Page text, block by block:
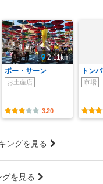
2.11km
ボー・サーン
お土産店
3.20
トン
市場
ングを見る
を見る